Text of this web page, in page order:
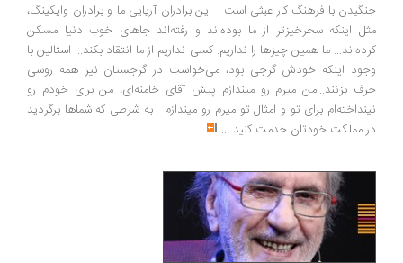
با فرهنگ کار عبثی است... این برادران آریایی ما و برادران وایکینگ،
اینکه سحرخیزتر از ما بوده‌اند و رفته‌اند جاهای خوب دنیا مسکن
ما همین چیزها را نداریم. کسی نداریم از ما انتقاد بکند... استالین با
اینکه خودش گرجی بود، می‌خواست در گرجستان نیز همه روسی
بزنند...من میرم رو میندازم پیش آقای خامنه‌ای، من برای خودم رو
برای تو و امثال تو میرم رو میندازم... به شرطی که شماها برگردید
مملکت خودتان خدمت کنید...